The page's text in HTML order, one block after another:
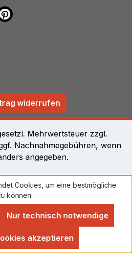
widerrufen
Mehrwertsteuer zzgl.
Nachnahmegebühren, wenn
angegeben.
Cookies, um eine bestmögliche
können.
Nur technisch notwendige
akzeptieren